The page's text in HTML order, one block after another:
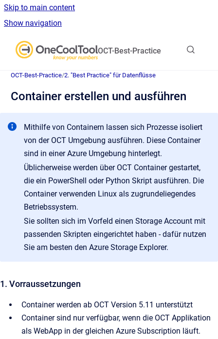
Skip to main content
Show navigation
OCT-Best-Practice
OCT-Best-Practice/2. "Best Practice" für Datenflüsse
Container erstellen und ausführen
Mithilfe von Containern lassen sich Prozesse isoliert
von der OCT Umgebung ausführen. Diese Container
sind in einer Azure Umgebung hinterlegt.
Üblicherweise werden über OCT Container gestartet,
die ein PowerShell oder Python Skript ausführen. Die
Container verwenden Linux als zugrundeliegendes
Betriebssystem.
Sie sollten sich im Vorfeld einen Storage Account mit
passenden Skripten eingerichtet haben - dafür nutzen
Sie am besten den Azure Storage Explorer.
1. Vorraussetzungen
Container werden ab OCT Version 5.11 unterstützt
Container sind nur verfügbar, wenn die OCT Applikation
als WebApp in der gleichen Azure Subscription läuft.